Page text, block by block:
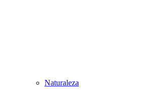
Naturaleza